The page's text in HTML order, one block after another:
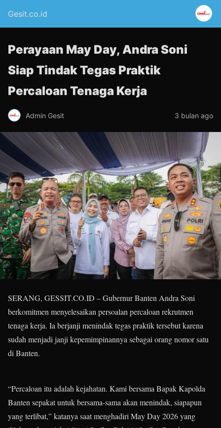
Gesit.co.id
Perayaan May Day, Andra Soni
Siap Tindak Tegas Praktik
Percaloan Tenaga Kerja
Admin Gesit 3 bulan ago
SERANG, GESSIT.CO.ID – Gubernur Banten Andra Soni
berkomitmen menyelesaikan persoalan percaloan rekrutmen
tenaga kerja. Ia berjanji menindak tegas praktik tersebut karena
sudah menjadi janji kepemimpinannya sebagai orang nomor satu
di Banten.
“Percaloan itu adalah kejahatan. Kami bersama Bapak Kapolda
Banten sepakat untuk bersama-sama akan menindak, siapapun
yang terlibat,” katanya saat menghadiri May Day 2026 yang